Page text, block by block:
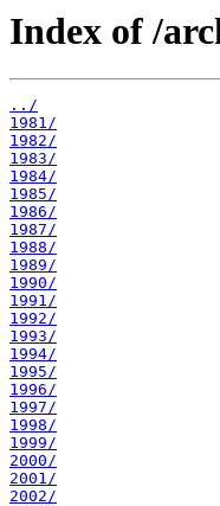
Index of /
../
1981/
1982/
1983/
1984/
1985/
1986/
1987/
1988/
1989/
1990/
1991/
1992/
1993/
1994/
1995/
1996/
1997/
1998/
1999/
2000/
2001/
2002/